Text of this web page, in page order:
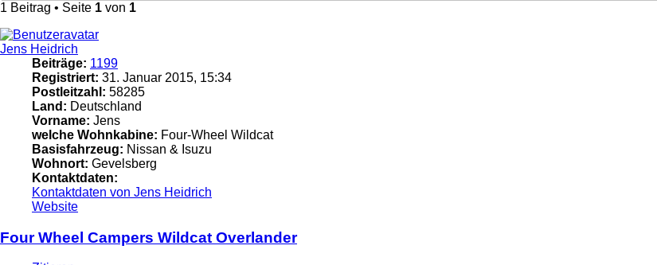
1 Beitrag • Seite 1 von 1
Jens Heidrich
Beiträge: 1199
Registriert: 31. Januar 2015, 15:34
Postleitzahl: 58285
Land: Deutschland
Vorname: Jens
welche Wohnkabine: Four-Wheel Wildcat
Basisfahrzeug: Nissan & Isuzu
Wohnort: Gevelsberg
Kontaktdaten:
Kontaktdaten von Jens Heidrich
Website
Four Wheel Campers Wildcat Overlander